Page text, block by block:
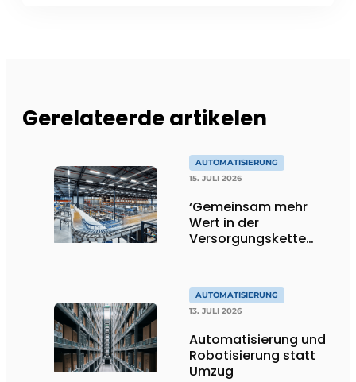
Gerelateerde artikelen
AUTOMATISIERUNG
15. JULI 2026
‘Gemeinsam mehr
Wert in der
Versorgungskette
AUTOMATISIERUNG
13. JULI 2026
Automatisierung und
Robotisierung statt
Umzug